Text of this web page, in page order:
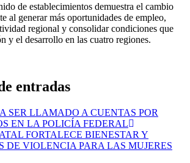
de establecimientos demuestra el cambio
al generar más oportunidades de empleo,
regional y consolidar condiciones que
y el desarrollo en las cuatro regiones.
entradas
SER LLAMADO A CUENTAS POR
EN LA POLICÍA FEDERAL
FORTALECE BIENESTAR Y
DE VIOLENCIA PARA LAS MUJERES